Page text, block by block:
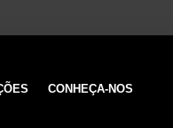
CONHEÇA-NOS